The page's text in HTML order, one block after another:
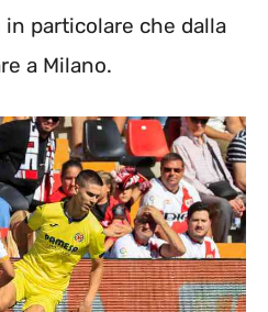
particolare che dalla
a Milano.